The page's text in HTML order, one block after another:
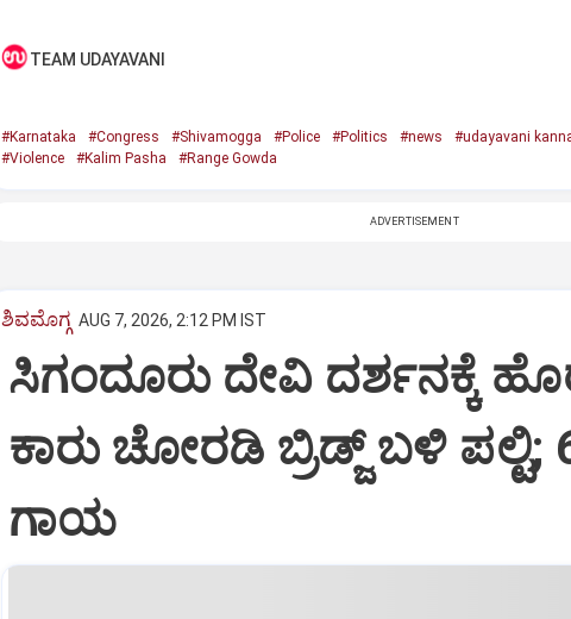
TEAM UDAYAVANI
#Karnataka #Congress #Shivamogga #Police #Politics #news #udayavani
#Violence
#Kalim Pasha #Range Gowda
ADVERTISEMENT
ಶಿವಮೊಗ್ಗ AUG 7, 2026, 2:12 PM IST
ಸಿಗಂದೂರು ದೇವಿ ದರ್ಶನಕ್ಕೆ
ಕಾರು ಚೋರಡಿ ಬ್ರಿಡ್ಜ್ ಬಳಿ
ಗಾಯ